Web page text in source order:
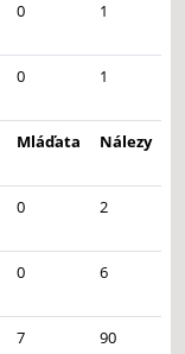
0 1
0 1
Mláďata Nálezy
0 2
0 6
7 90